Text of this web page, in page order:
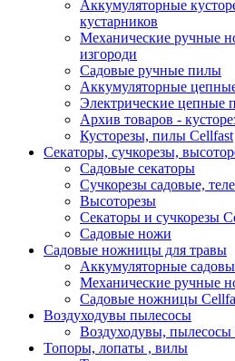
Аккумуляторные
кустарников
Механические ручные
изгороди
Садовые ручные пилы
Аккумуляторные
Электрические цепные
Архив товаров -
Кусторезы, пилы Cellfast
Секаторы, сучкорезы,
Садовые секаторы
Сучкорезы садовые,
Высоторезы
Секаторы и сучкорезы
Садовые ножи
Садовые ножницы для травы
Аккумуляторные
Механические ручные
Садовые ножницы
Воздуходувы пылесосы
Воздуходувы, пылесосы
Топоры, лопаты , вилы